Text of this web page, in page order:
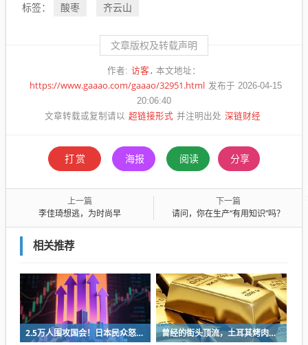
标签： 酸枣 齐云山
文章版权及转载声明
作者: 访客 本文地址：
https://www.gaaao.com/gaaao/32951.html 发布于 2026-04-15
20:06:40
文章转载或复制请以 超链接形式 并注明出处 深链财经
打赏 海报 阅读 分享
上一篇
李佳琦想逃，为时尚早
下一篇
请问，你在生产“有用知识”吗？
相关推荐
2.5万人围攻国会！日本民众怒了：让她下台！ 曾经的街头顶流，土耳其烤肉为什么消失了？